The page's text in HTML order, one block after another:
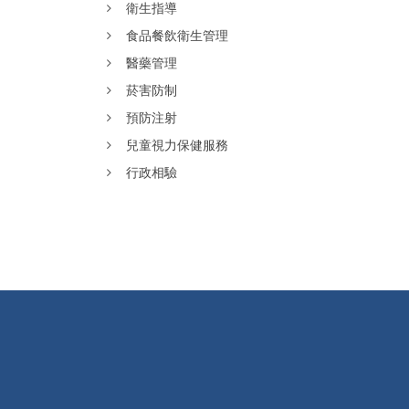
衛生指導
食品餐飲衛生管理
醫藥管理
菸害防制
預防注射
兒童視力保健服務
行政相驗